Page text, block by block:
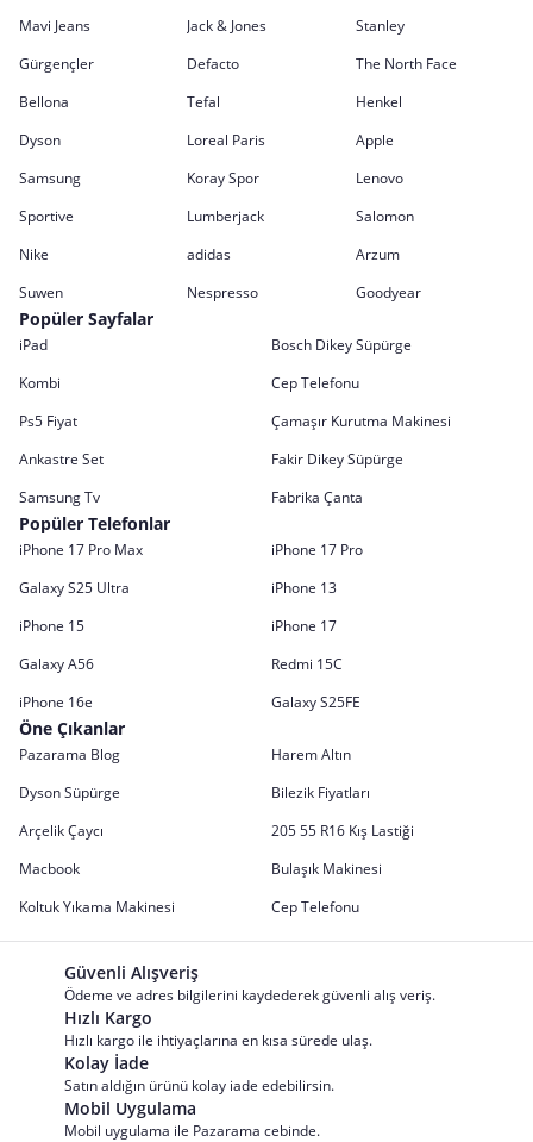
Mavi Jeans
Jack & Jones
Stanley
Gürgençler
Defacto
The North Face
Bellona
Tefal
Henkel
Dyson
Loreal Paris
Apple
Samsung
Koray Spor
Lenovo
Sportive
Lumberjack
Salomon
Nike
adidas
Arzum
Suwen
Nespresso Goodyear
Popüler Sayfalar
iPad
Bosch Dikey Süpürge
Kombi
Cep Telefonu
Ps5 Fiyat
Çamaşır Kurutma Makinesi
Ankastre Set
Fakir Dikey Süpürge
Samsung Tv
Fabrika Çanta
Popüler Telefonlar
iPhone 17 Pro Max
iPhone 17 Pro
Galaxy S25 Ultra
iPhone 13
iPhone 15
iPhone 17
Galaxy A56
Redmi 15C
iPhone 16e
Galaxy S25FE
Öne Çıkanlar
Pazarama Blog
Harem Altın
Dyson Süpürge
Bilezik Fiyatları
Arçelik Çaycı
205 55 R16 Kış Lastiği
Macbook
Bulaşık Makinesi
Koltuk Yıkama Makinesi
Cep Telefonu
Güvenli Alışveriş
Ödeme ve adres bilgilerini kaydederek güvenli alış veriş.
Hızlı Kargo
Hızlı kargo ile ihtiyaçlarına en kısa sürede ulaş.
Kolay İade
Satın aldığın ürünü kolay iade edebilirsin.
Mobil Uygulama
Mobil uygulama ile Pazarama cebinde.